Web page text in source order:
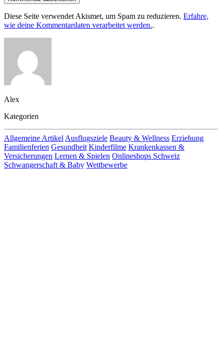
Diese Seite verwendet Akismet, um Spam zu reduzieren. Erfahre,
wie deine Kommentardaten verarbeitet werden..
Alex
Kategorien
Allgemeine Artikel Ausflugsziele Beauty & Wellness Erziehung
Familienferien Gesundheit Kinderfilme Krankenkassen &
Versicherungen Lernen & Spielen Onlineshops Schweiz
Schwangerschaft & Baby Wettbewerbe